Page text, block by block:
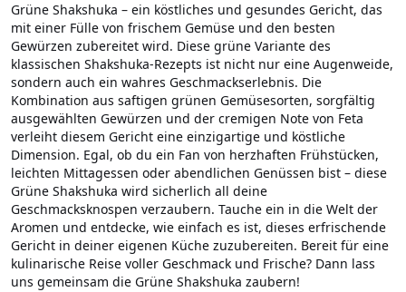
Grüne Shakshuka – ein köstliches und gesundes Gericht, das
mit einer Fülle von frischem Gemüse und den besten
Gewürzen zubereitet wird. Diese grüne Variante des
klassischen Shakshuka-Rezepts ist nicht nur eine Augenweide,
sondern auch ein wahres Geschmackserlebnis. Die
Kombination aus saftigen grünen Gemüsesorten, sorgfältig
ausgewählten Gewürzen und der cremigen Note von Feta
verleiht diesem Gericht eine einzigartige und köstliche
Dimension. Egal, ob du ein Fan von herzhaften Frühstücken,
leichten Mittagessen oder abendlichen Genüssen bist – diese
Grüne Shakshuka wird sicherlich all deine
Geschmacksknospen verzaubern. Tauche ein in die Welt der
Aromen und entdecke, wie einfach es ist, dieses erfrischende
Gericht in deiner eigenen Küche zuzubereiten. Bereit für eine
kulinarische Reise voller Geschmack und Frische? Dann lass
uns gemeinsam die Grüne Shakshuka zaubern!